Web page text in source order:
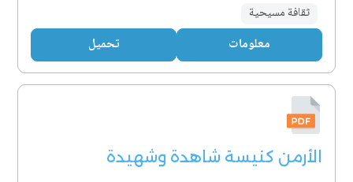
ثقافة مسيحية
معلومات تحميل
الأرمن كنيسة شاهدة وشهيدة